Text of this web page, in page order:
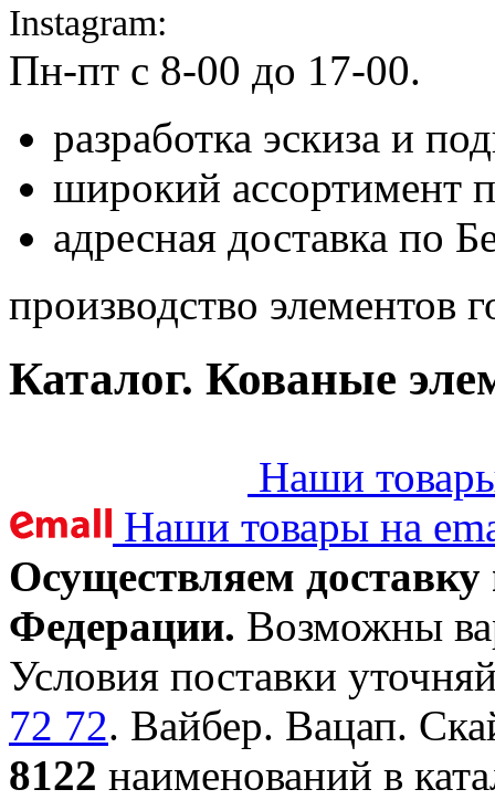
Instagram:
Пн-пт c 8-00 до 17-00.
разработка эскиза и
широкий ассортимент
адресная доставка по
производство элементов
Каталог. Кованые
Наши
Наши товары на
Осуществляем
Федерации. Возможны
Условия поставки
72 72. Вайбер. Вацап.
8122 наименований в